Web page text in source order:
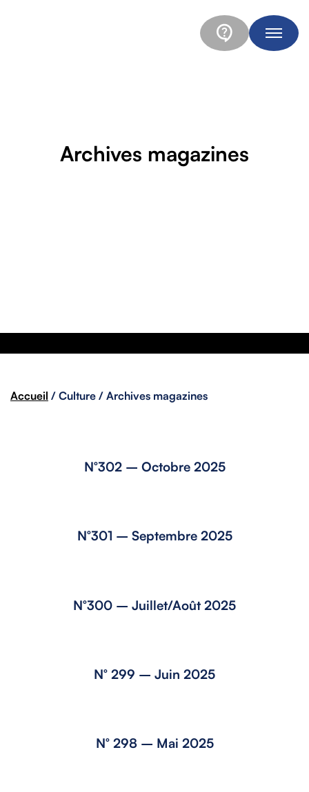
Archives magazines
Accueil / Culture / Archives magazines
N°302 – Octobre 2025
N°301 – Septembre 2025
N°300 – Juillet/Août 2025
N° 299 – Juin 2025
N° 298 – Mai 2025